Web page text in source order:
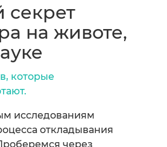
секрет
на животе,
которые
исследованиям
откладывания
через